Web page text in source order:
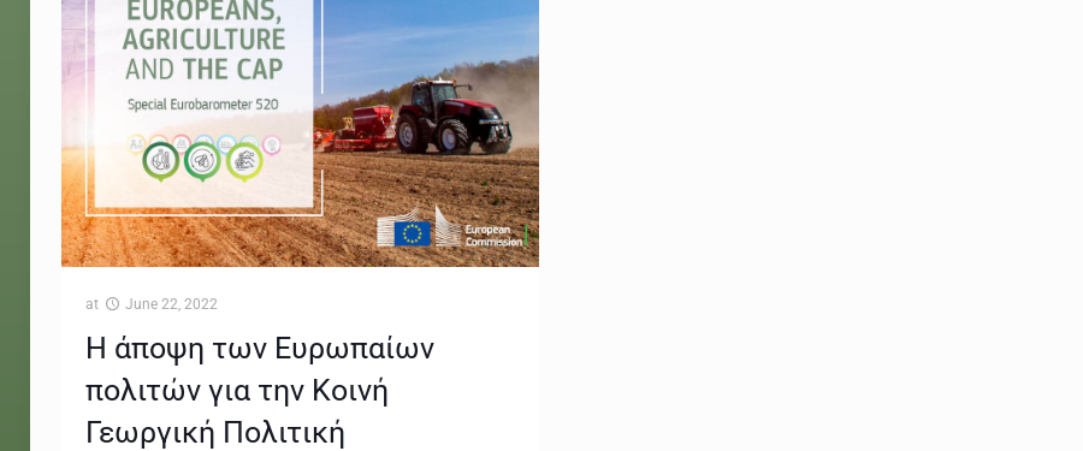
at June 22, 2022
Η άποψη των Ευρωπαίων
πολιτών για την Κοινή
Γεωργική Πολιτική